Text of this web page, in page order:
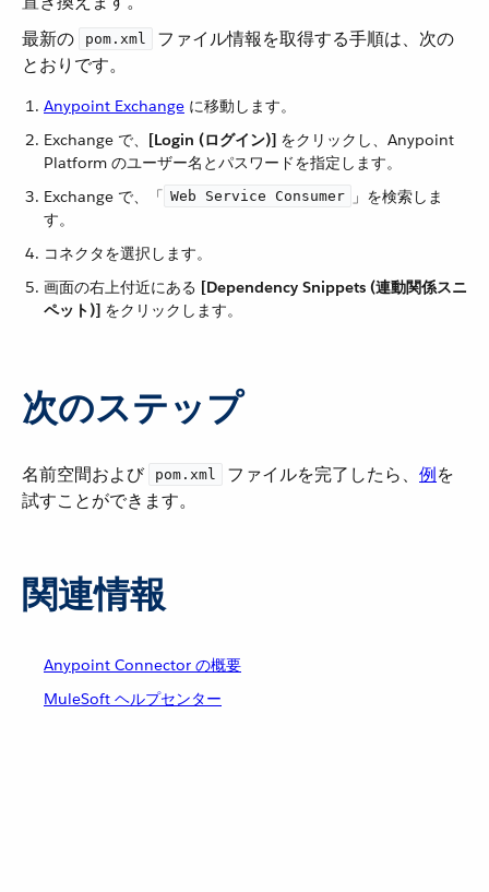
最新の ​
pom.xml
​ ファイル情報を取得する手順は、次の
とおりです。
Anypoint Exchange ​ に移動します。
Exchange で、​ [Login (ログイン)] ​ をクリックし、Anypoint
Platform のユーザー名とパスワードを指定します。
Exchange で、「​ Web Service Consumer
​」を検索しま
す。
コネクタを選択します。
画面の右上付近にある ​ [Dependency Snippets (連動関係スニ
ペット)] ​ をクリックします。
次のステップ
名前空間および ​ pom.xml ​ ファイルを完了したら、​ 例​を
試すことができます。
関連情報
Anypoint Connector の概要
MuleSoft ヘルプセンター